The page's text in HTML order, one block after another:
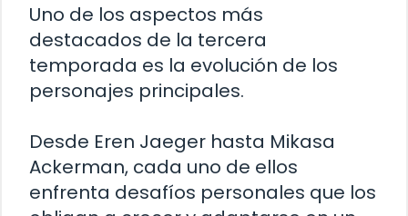
Uno de los aspectos más
destacados de la tercera
temporada es la evolución de los
personajes principales.
Desde Eren Jaeger hasta Mikasa
Ackerman, cada uno de ellos
enfrenta desafíos personales que los